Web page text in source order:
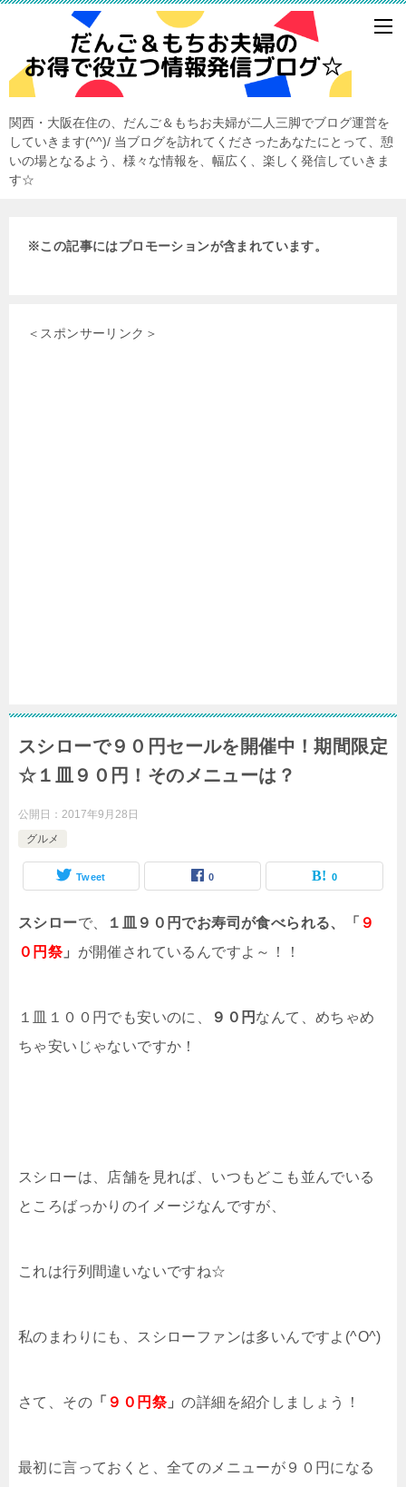
関西・大阪在住の、だんご＆もちお夫婦が二人三脚でブログ運営を
していきます(^^)/ 当ブログを訪れてくださったあなたにとって、憩
いの場となるよう、様々な情報を、幅広く、楽しく発信していきま
す☆
※この記事にはプロモーションが含まれています。
＜スポンサーリンク＞
スシローで９０円セールを開催中！期間限定
☆１皿９０円！そのメニューは？
公開日： 2017年9月28日
グルメ
Tweet 0 0
スシローで、 １皿９０円でお寿司が食べられる、「 ９
０円祭」 が開催されているんですよ～！！
１皿１００円でも安いのに、 ９０円 なんて、めちゃめ
ちゃ安いじゃないですか！
スシローは、店舗を見れば、いつもどこも並んでいる
ところばっかりのイメージなんですが、
これは行列間違いないですね☆
私のまわりにも、スシローファンは多いんですよ(^O^)
さて、その 「 ９０円祭」の詳細を紹介しましょう！
最初に言っておくと、全てのメニューが９０円になる